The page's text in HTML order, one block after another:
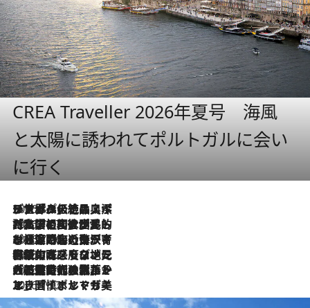
CREA Traveller 2026年夏号 海風
と太陽に誘われてポルトガルに会い
に行く
2026.8.8
リスボンの絶品スイーツ「パステル・デ・ナタ」とは？ポルトガル伝統の奥深い世界へ
2026.7.27
「私の祖国はポルトガル語です」国民的詩人フェルナンド・ペソアと、彼が愛した文学の街を歩く
2026.7.26
ポルトガル近海が育む極上の海の幸。キリリと冷えた白ワインと愉しむ、シーフード専門店の贅沢
2026.7.22
伝統の味をモダンに昇華。高感度な地元客が集う、リスボンの最旬ガストロノミー
2026.7.21
大航海時代の栄華から、震災、独裁、そして革命へ。ポルトガル・首都リスボンの石畳に刻まれた「歴史の光と影」
2026.7.13
エッセイ・ヤマザキマリ「慎ましくも美しき国 ポルトガル」